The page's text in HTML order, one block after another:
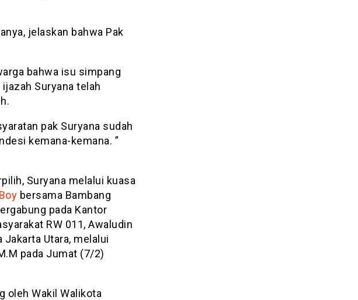
jelaskan bahwa Pak
bahwa isu simpang
Suryana telah
pak Suryana sudah
kemana-kemana. ”
Suryana melalui kuasa
bersama Bambang
pada Kantor
RW 011, Awaludin
Utara, melalui
pada Jumat (7/2)
oleh Wakil Walikota